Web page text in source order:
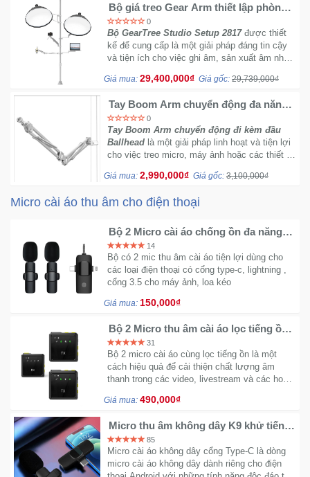
Bộ giá treo Gear Arm thiết lập phòng
thu tại nhà 2817 chính hãng
0
Bộ GearTree Studio Setup 2817được thiết
kế để cung cấp là một giải pháp đáng tin cậy
và tiện ích cho việc ghi âm, sản xuất âm nhạc
cao tại nhà.
Giá mua: 29,400,000₫ Giá gốc: 29,739,000₫
Tay Boom Arm chuyển động đa năng
đi kèm đầu Ballhead
0
Tay Boom Arm chuyển động đi kèm đầu
Ballhead là một giải pháp linh hoạt và tiện lợi
cho việc treo micro, máy ảnh hoặc các thiết bị
Giá mua: 2,990,000₫ Giá gốc: 3,100,000₫
Micro cài áo thu âm cho điện thoại
Bộ 2 Micro cài áo chống ồn đa năng
dùng cho dùng cho mọi thiết bị
14
Bộ có 2 mic thu âm cài áo tiện lợi dùng cho
các loại điện thoại có cổng type-c, lightning ,
cổng 3.5 cho máy ảnh, loa kéo
Giá mua: 150,000₫
Bộ 2 Micro thu âm cài áo lọc tiếng ồn
R8S dùng cho các cổng type-C
Lightning cổng 3.5mm
31
Bộ 2 micro cài áo cùng lọc tiếng ồn là một
cách hiệu quả để cải thiện chất lượng âm
thanh trong các video, livestream và các hoạt
Giá mua: 490,000₫
Micro thu âm không dây K9 khử tiếng
ồn để livetream ghi âm phát trực tiếp
quay video cổng Type-C
85
Micro cài áo không dây cổng Type-C là dòng
micro cài áo không dây dành riêng cho điện